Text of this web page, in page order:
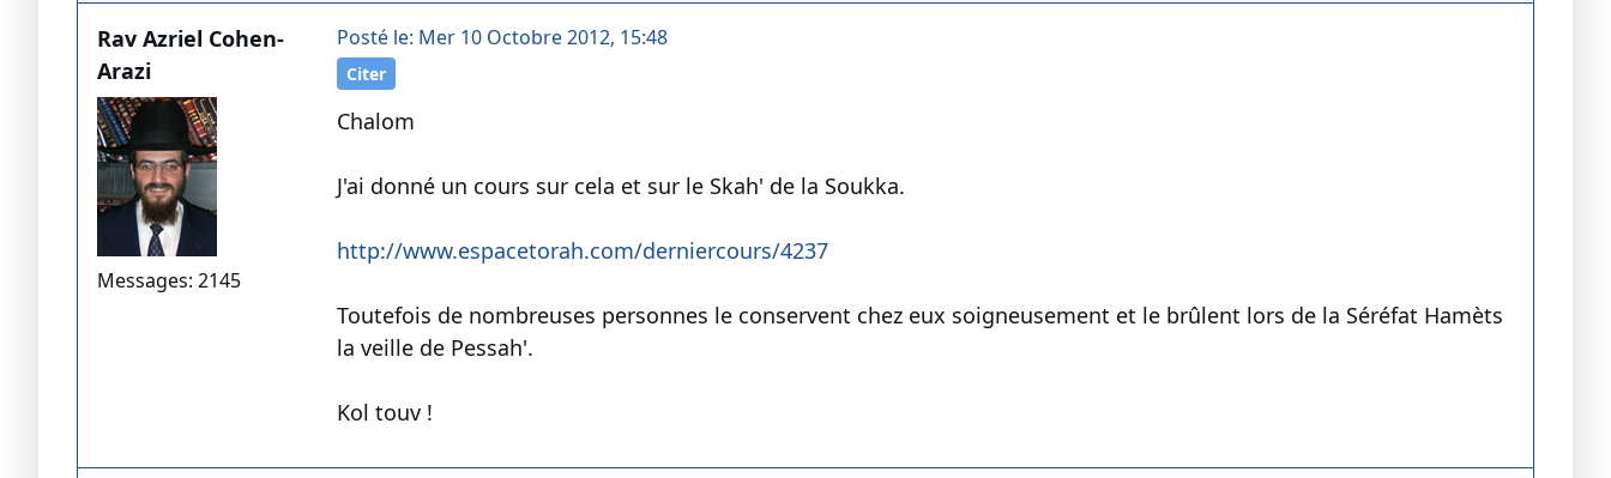
Rav Azriel Cohen-
Arazi
Messages: 2145
Posté le: Mer 10 Octobre 2012, 15:48
Citer
Chalom
J'ai donné un cours sur cela et sur le Skah' de la Soukka.
http://www.espacetorah.com/derniercours/4237
Toutefois de nombreuses personnes le conservent chez eux soigneusement et le brûlent lors de la Séréfat Hamèts
la veille de Pessah'.
Kol touv !